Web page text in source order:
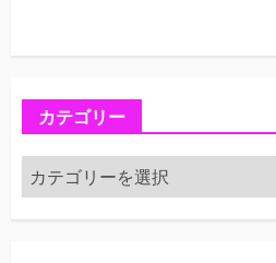
カテゴリー
カ
テ
ゴ